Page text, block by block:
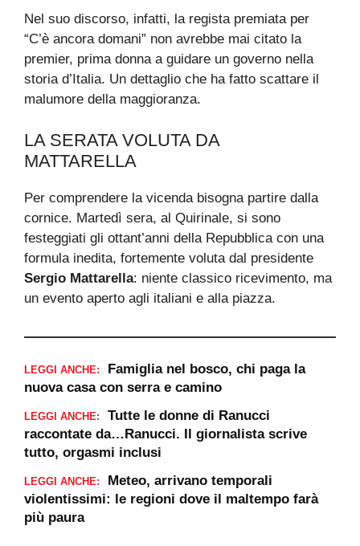
Nel suo discorso, infatti, la regista premiata per
“C’è ancora domani” non avrebbe mai citato la
premier, prima donna a guidare un governo nella
storia d’Italia. Un dettaglio che ha fatto scattare il
malumore della maggioranza.
LA SERATA VOLUTA DA
MATTARELLA
Per comprendere la vicenda bisogna partire dalla
cornice. Martedì sera, al Quirinale, si sono
festeggiati gli ottant’anni della Repubblica con una
formula inedita, fortemente voluta dal presidente
Sergio Mattarella: niente classico ricevimento, ma
un evento aperto agli italiani e alla piazza.
LEGGI ANCHE:
Famiglia nel bosco, chi paga la
nuova casa con serra e camino
LEGGI ANCHE:
Tutte le donne di Ranucci
raccontate da…Ranucci. Il giornalista scrive
tutto, orgasmi inclusi
LEGGI ANCHE:
Meteo, arrivano temporali
violentissimi: le regioni dove il maltempo farà
più paura